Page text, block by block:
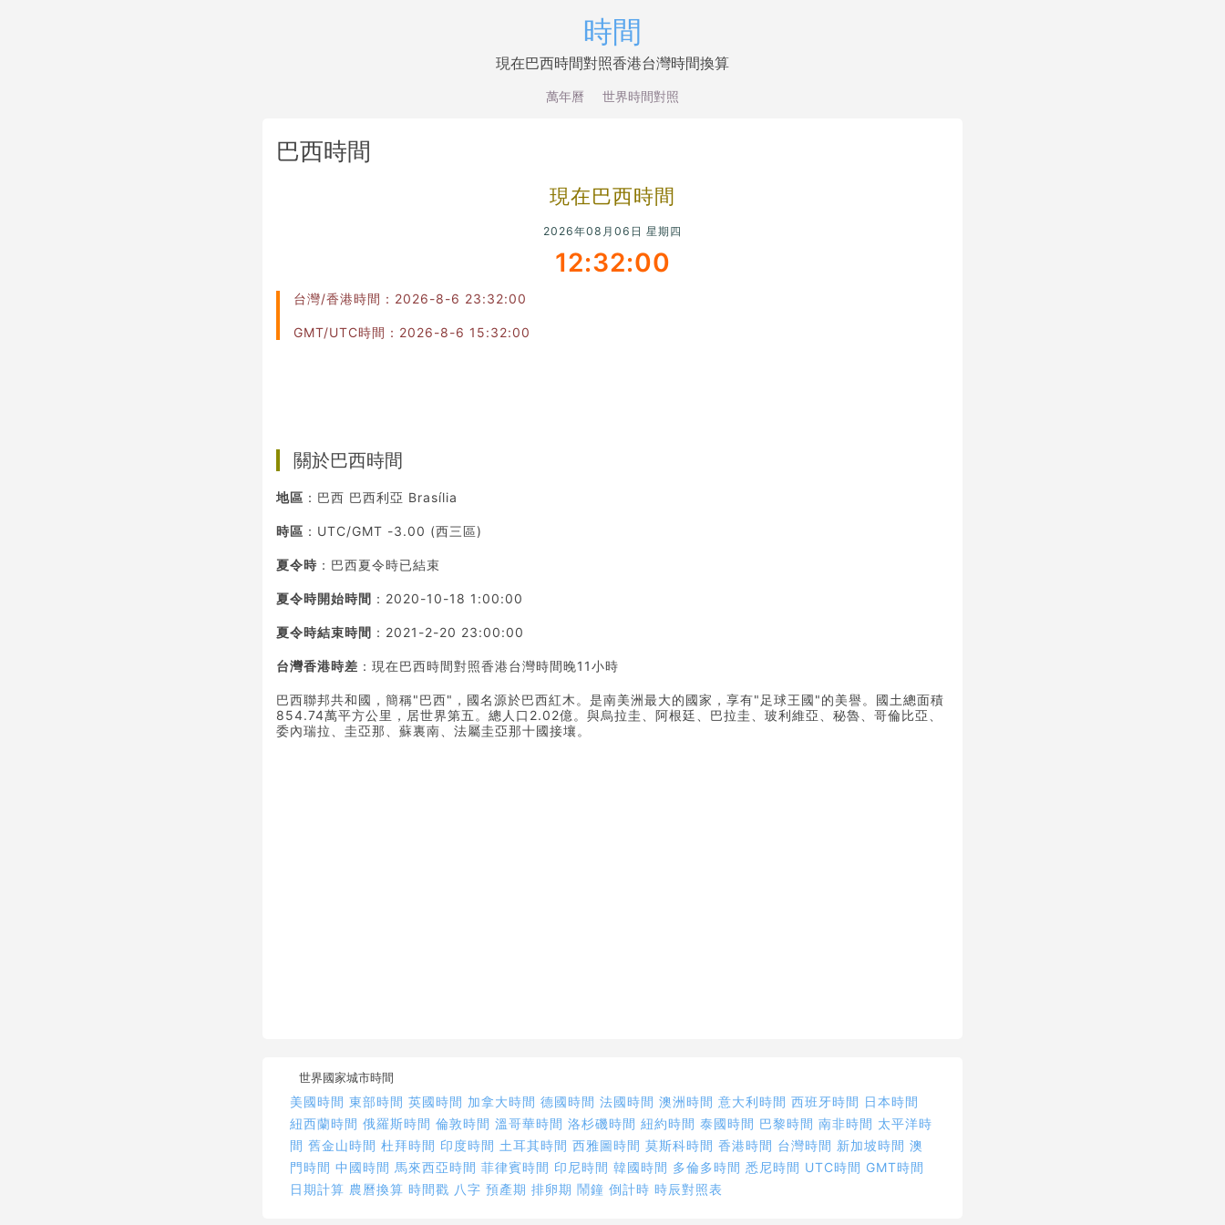
時間
現在巴西時間對照香港台灣時間換算
萬年曆 世界時間對照
巴西時間
現在巴西時間
2026年08月06日 星期四
12:32:00
台灣/香港時間：2026-8-6 23:32:00
GMT/UTC時間：2026-8-6 15:32:00
關於巴西時間
地區 ：巴西 巴西利亞 Brasília
時區 ：UTC/GMT -3.00 (西三區)
夏令時 ：巴西夏令時已結束
夏令時開始時間 ：2020-10-18 1:00:00
夏令時結束時間 ：2021-2-20 23:00:00
台灣香港時差 ：現在巴西時間對照香港台灣時間晚11小時
巴西聯邦共和國，簡稱"巴西"，國名源於巴西紅木。是南美洲最大的國家，享有"足球王國"的美譽。國土總面積
854.74萬平方公里，居世界第五。總人口2.02億。與烏拉圭、阿根廷、巴拉圭、玻利維亞、秘魯、哥倫比亞、
委內瑞拉、圭亞那、蘇裏南、法屬圭亞那十國接壤。
世界國家城市時間
美國時間 東部時間 英國時間 加拿大時間 德國時間 法國時間 澳洲時間 意大利時間 西班牙時間 日本時間
紐西蘭時間 俄羅斯時間 倫敦時間 溫哥華時間 洛杉磯時間 紐約時間 泰國時間 巴黎時間 南非時間 太平洋時
間 舊金山時間 杜拜時間 印度時間 土耳其時間 西雅圖時間 莫斯科時間 香港時間 台灣時間 新加坡時間 澳
門時間 中國時間 馬來西亞時間 菲律賓時間 印尼時間 韓國時間 多倫多時間 悉尼時間 UTC時間 GMT時間
日期計算 農曆換算 時間戳 八字 預產期 排卵期 鬧鐘 倒計時 時辰對照表